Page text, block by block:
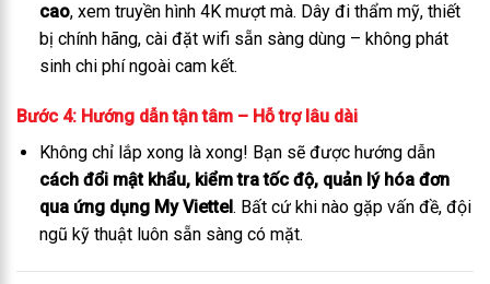
cao, xem truyền hình 4K mượt mà. Dây đi thẩm mỹ, thiết
bị chính hãng, cài đặt wifi sẵn sàng dùng – không phát
sinh chi phí ngoài cam kết.
Bước 4: Hướng dẫn tận tâm – Hỗ trợ lâu dài
Không chỉ lắp xong là xong! Bạn sẽ được hướng dẫn
cách đổi mật khẩu, kiểm tra tốc độ, quản lý hóa đơn
qua ứng dụng My Viettel. Bất cứ khi nào gặp vấn đề, đội
ngũ kỹ thuật luôn sẵn sàng có mặt.